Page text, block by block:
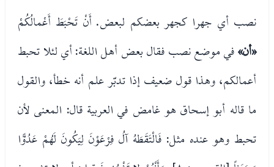
نصب أي جهرا كجهر بعضكم لبعض. أَنْ تَحْبَطَ أَعْمالُكُمْ
«أن»في موضع نصب فقال بعض أهل اللغة: أي لئلا تحبط
أعمالكم، وهذا قول ضعيف إذا تدبّر علم أنه خطأ، والقول
ما قاله أبو إسحاق هو غامض في العربية قال: المعنى لأن
تحبط وهو عنده مثل: فَالْتَقَطَهُ آلُ فِرْعَوْنَ لِيَكُونَ لَهُمْ عَدُوًّا